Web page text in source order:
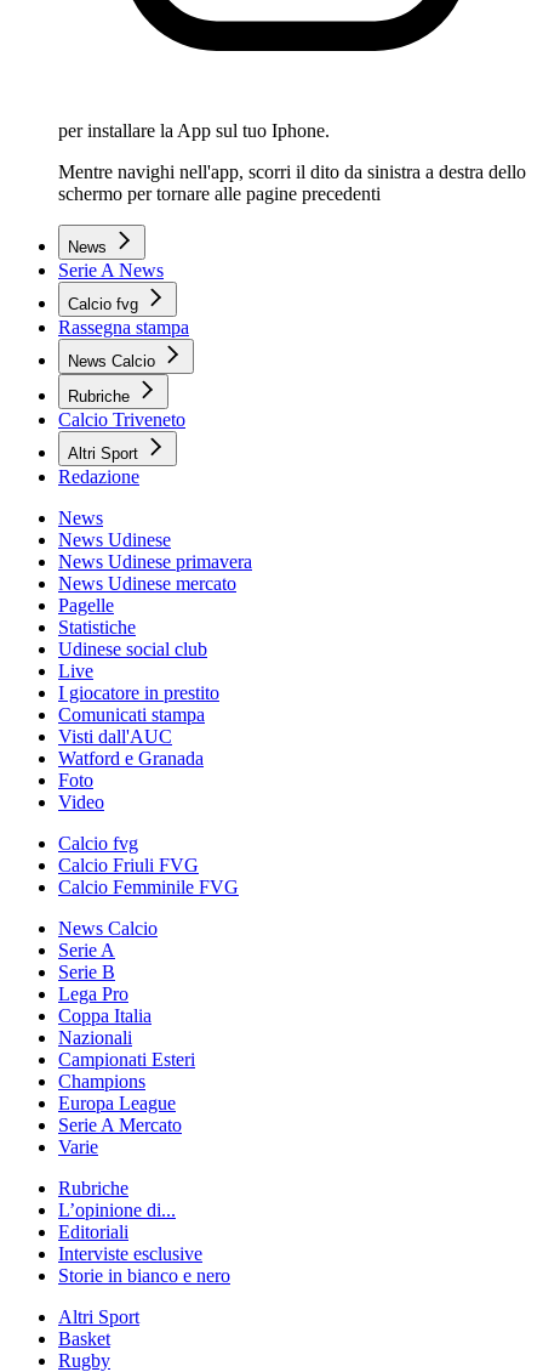
per installare la App sul tuo Iphone.
Mentre navighi nell'app, scorri il dito da sinistra a destra dello
schermo per tornare alle pagine precedenti
News
Serie A News
Calcio fvg
Rassegna stampa
News Calcio
Rubriche
Calcio Triveneto
Altri Sport
Redazione
News
News Udinese
News Udinese primavera
News Udinese mercato
Pagelle
Statistiche
Udinese social club
Live
I giocatore in prestito
Comunicati stampa
Visti dall'AUC
Watford e Granada
Foto
Video
Calcio fvg
Calcio Friuli FVG
Calcio Femminile FVG
News Calcio
Serie A
Serie B
Lega Pro
Coppa Italia
Nazionali
Campionati Esteri
Champions
Europa League
Serie A Mercato
Varie
Rubriche
L’opinione di...
Editoriali
Interviste esclusive
Storie in bianco e nero
Altri Sport
Basket
Rugby